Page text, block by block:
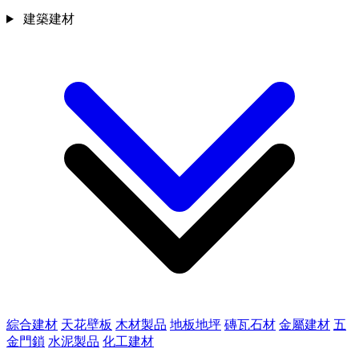
綜合建材 天花壁板 木材製品 地板地坪 磚瓦石材 金屬建材 五
金門鎖 水泥製品 化工建材
建築建材